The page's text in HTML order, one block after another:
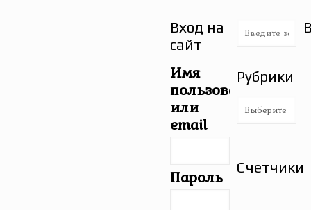
Вход на
сайт
Имя
пользователя
или
email
Пароль
Рубрики
Рубрики
Счетчики